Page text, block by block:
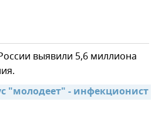
выявили 5,6 миллиона
"молодеет" - инфекционист